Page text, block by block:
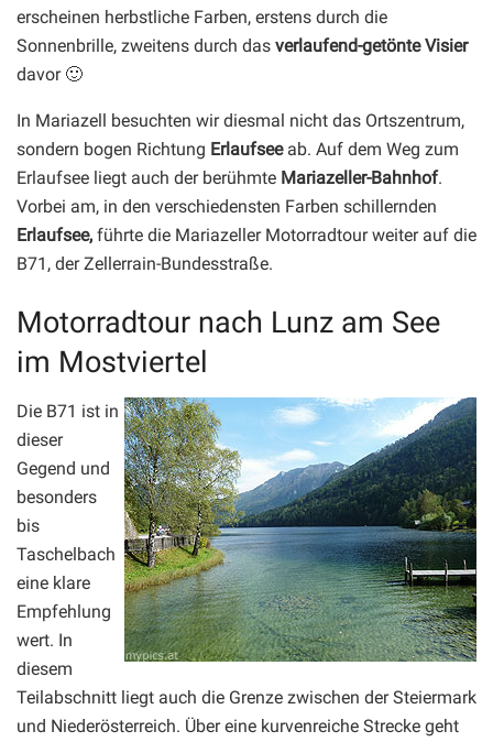
erscheinen herbstliche Farben, erstens durch die
Sonnenbrille, zweitens durch das verlaufend-getönte Visier
davor 🙂
In Mariazell besuchten wir diesmal nicht das Ortszentrum,
sondern bogen Richtung Erlaufseeab. Auf dem Weg zum
Erlaufsee liegt auch der berühmte Mariazeller-Bahnhof.
Vorbei am, in den verschiedensten Farben schillernden
Erlaufsee, führte die Mariazeller Motorradtour weiter auf die
B71, der Zellerrain-Bundesstraße.
Motorradtour nach Lunz am See
im Mostviertel
Die B71 ist in
dieser
Gegend und
besonders
bis
Taschelbach
eine klare
Empfehlung
wert. In
diesem
Teilabschnitt liegt auch die Grenze zwischen der Steiermark
und Niederösterreich. Über eine kurvenreiche Strecke geht